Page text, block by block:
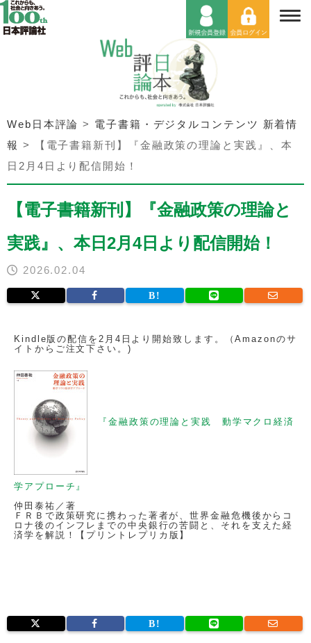
Web日本評論 > 電子書籍・デジタルコンテンツ 新着情
報 >
【電子書籍新刊】『金融政策の理論と実践』、本
日2月4日より配信開始！
【電子書籍新刊】『金融政策の理論と
実践』、本日2月4日より配信開始！
2026.02.04
Kindle版の配信を2月4日より開始致します。（Amazonのサ
イトからご注文下さい。)
『金融政策の理論と実践 動学マクロ経済
学アプローチ』
仲田泰祐／著
ＦＲＢで政策研究に携わった著者が、世界金融危機後からコ
ロナ後のインフレまでの中央銀行の苦闘と、それを支えた経
済学を解説！【 プリントレプリカ版 】